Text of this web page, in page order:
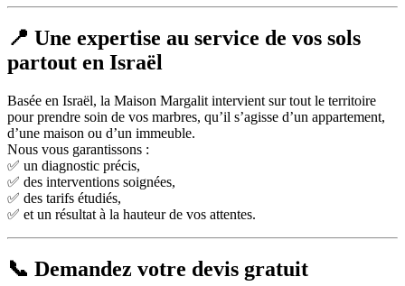
📍 Une expertise au service de vos sols
partout en Israël
Basée en Israël, la Maison Margalit intervient sur tout le territoire
pour prendre soin de vos marbres, qu’il s’agisse d’un appartement,
d’une maison ou d’un immeuble.
Nous vous garantissons :
✅ un diagnostic précis,
✅ des interventions soignées,
✅ des tarifs étudiés,
✅ et un résultat à la hauteur de vos attentes.
📞 Demandez votre devis gratuit